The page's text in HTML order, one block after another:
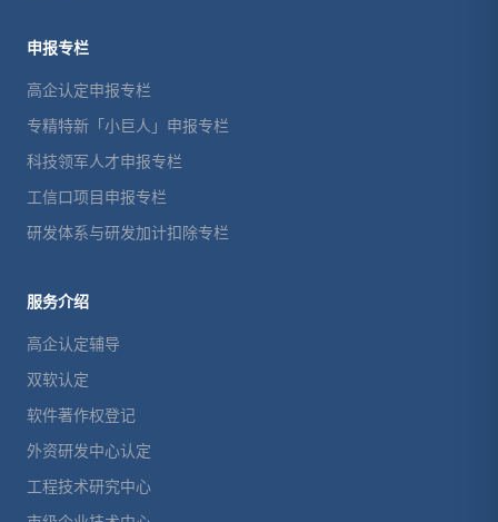
申报专栏
高企认定申报专栏
专精特新「小巨人」申报专栏
科技领军人才申报专栏
工信口项目申报专栏
研发体系与研发加计扣除专栏
服务介绍
高企认定辅导
双软认定
软件著作权登记
外资研发中心认定
工程技术研究中心